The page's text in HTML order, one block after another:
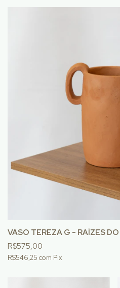
VASO TEREZA G - RAÍZES
R$575,00
R$546,25 com Pix